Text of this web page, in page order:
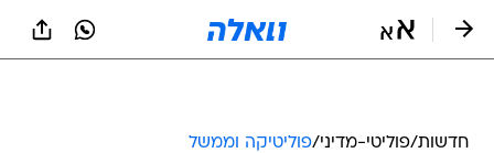
חדשות/פוליטי-מדיני/פוליטיקה וממשל